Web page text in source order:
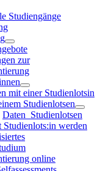
Studiengänge
zur
mit einer Studienlotsin
Studienlotsen
Daten_Studienlotsen
Studienlots:in werden
online